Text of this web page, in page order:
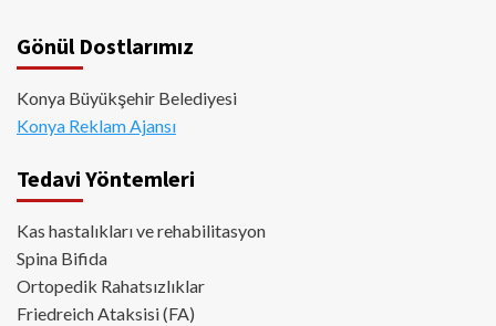
Gönül Dostlarımız
Konya Büyükşehir Belediyesi
Konya Reklam Ajansı
Tedavi Yöntemleri
Kas hastalıkları ve rehabilitasyon
Spina Bifida
Ortopedik Rahatsızlıklar
Friedreich Ataksisi (FA)